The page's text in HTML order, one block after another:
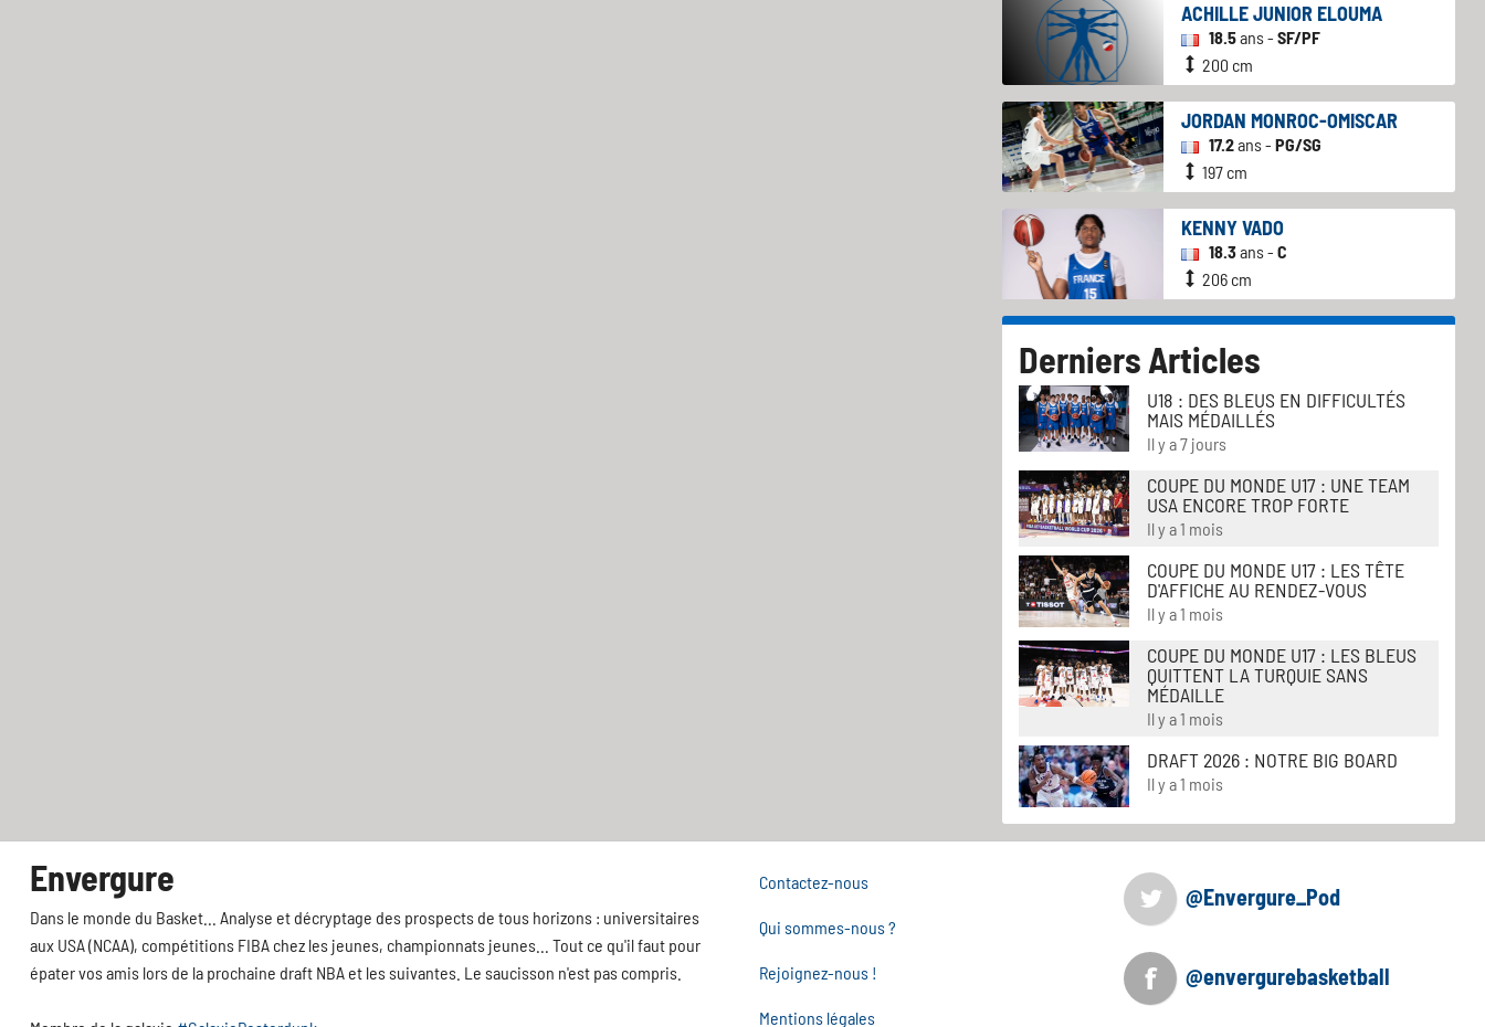
ACHILLE JUNIOR ELOUMA
18.5ans -SF/PF
200 cm
JORDAN MONROC-OMISCAR
17.2ans -PG/SG
197 cm
KENNY VADO
18.3ans -C
206 cm
Derniers Articles
U18 : DES BLEUS EN DIFFICULTÉS
MAIS MÉDAILLÉS
Il y a 7 jours
COUPE DU MONDE U17 : UNE TEAM
USA ENCORE TROP FORTE
Il y a 1 mois
COUPE DU MONDE U17 : LES TÊTE
D'AFFICHE AU RENDEZ-VOUS
Il y a 1 mois
COUPE DU MONDE U17 : LES BLEUS
QUITTENT LA TURQUIE SANS
MÉDAILLE
Il y a 1 mois
DRAFT 2026 : NOTRE BIG BOARD
Il y a 1 mois
Envergure
Dans le monde du Basket... Analyse et décryptage des prospects de tous horizons : universitaires
aux USA (NCAA), compétitions FIBA chez les jeunes, championnats jeunes... Tout ce qu'il faut pour
épater vos amis lors de la prochaine draft NBA et les suivantes. Le saucisson n'est pas compris.
Contactez-nous
Qui sommes-nous ?
Rejoignez-nous !
Mentions légales
@Envergure_Pod
@envergurebasketball